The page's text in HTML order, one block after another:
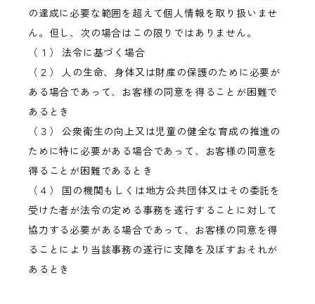
の達成に必要な範囲を超えて個人情報を取り扱いませ
ん。但し、次の場合はこの限りではありません。
（１） 法令に基づく場合
（２） 人の生命、身体又は財産の保護のために必要が
ある場合であって、お客様の同意を得ることが困難で
あるとき
（３） 公衆衛生の向上又は児童の健全な育成の推進の
ために特に必要がある場合であって、お客様の同意を
得ることが困難であるとき
（４） 国の機関もしくは地方公共団体又はその委託を
受けた者が法令の定める事務を遂行することに対して
協力する必要がある場合であって、お客様の同意を得
ることにより当該事務の遂行に支障を及ぼすおそれが
あるとき